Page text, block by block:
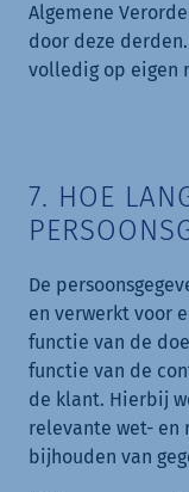
Algemene
door deze
volledig op eigen
7. HOE
De
en verwerkt voor
functie van de
functie van de
de klant. Hierbij
relevante wet- en
bijhouden van